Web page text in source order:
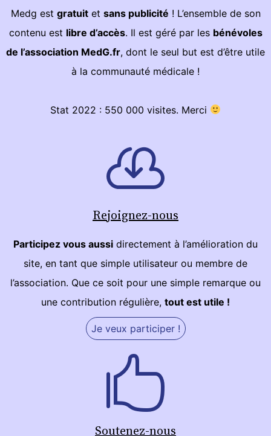
Medg est gratuitet sans publicité ! L’ensemble de son
contenu est libre d’accès. Il est géré par les bénévoles
de l’association MedG.fr, dont le seul but est d’être utile
à la communauté médicale !
Stat 2022 : 550 000 visites. Merci
Rejoignez-nous
Participez vous aussi directement à l’amélioration du
site, en tant que simple utilisateur ou membre de
l’association. Que ce soit pour une simple remarque ou
une contribution régulière, tout est utile !
Je veux participer !
Soutenez-nous